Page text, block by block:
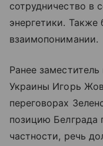
сотрудничество в
энергетики.
взаимопонимании.
Ранее
Украины Игорь
переговорах
позицию Белграда
частности, речь